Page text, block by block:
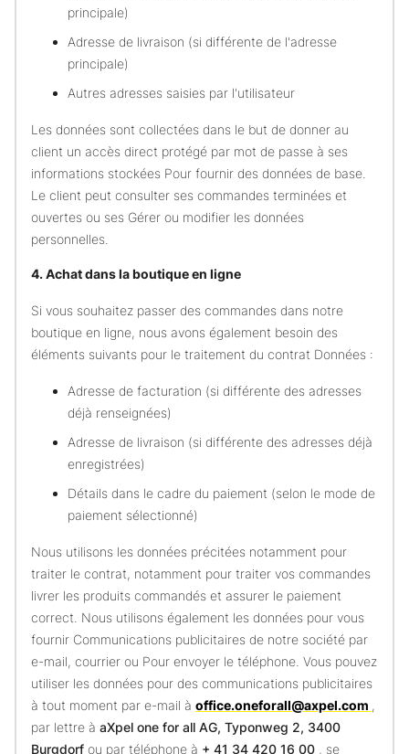
principale)
Adresse de livraison (si différente de l'adresse
principale)
Autres adresses saisies par l'utilisateur
Les données sont collectées dans le but de donner au
client un accès direct protégé par mot de passe à ses
informations stockées Pour fournir des données de base.
Le client peut consulter ses commandes terminées et
ouvertes ou ses Gérer ou modifier les données
personnelles.
4. Achat dans la boutique en ligne
Si vous souhaitez passer des commandes dans notre
boutique en ligne, nous avons également besoin des
éléments suivants pour le traitement du contrat Données :
Adresse de facturation (si différente des adresses
déjà renseignées)
Adresse de livraison (si différente des adresses déjà
enregistrées)
Détails dans le cadre du paiement (selon le mode de
paiement sélectionné)
Nous utilisons les données précitées notamment pour
traiter le contrat, notamment pour traiter vos commandes
livrer les produits commandés et assurer le paiement
correct. Nous utilisons également les données pour vous
fournir Communications publicitaires de notre société par
e-mail, courrier ou Pour envoyer le téléphone. Vous pouvez
utiliser les données pour des communications publicitaires
à tout moment par e-mail à office.oneforall@axpel.com ,
par lettre à aXpel one for all AG, Typonweg 2, 3400
Burgdorf ou par téléphone à + 41 34 420 16 00 , se